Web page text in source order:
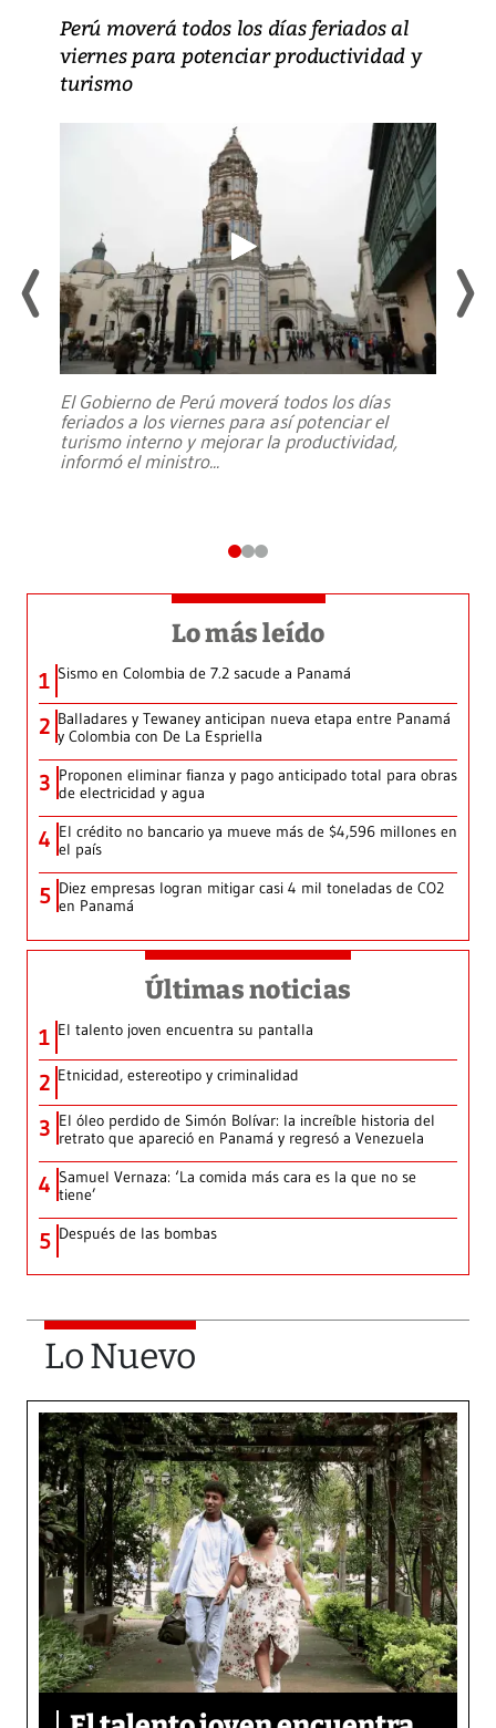
Perú moverá todos los días feriados al
viernes para potenciar productividad y
turismo
El Gobierno de Perú moverá todos los días
feriados a los viernes para así potenciar el
turismo interno y mejorar la productividad,
informó el ministro...
Lo más leído
1 Sismo en Colombia de 7.2 sacude a Panamá
2 Balladares y Tewaney anticipan nueva etapa entre Panamá
y Colombia con De La Espriella
3 Proponen eliminar fianza y pago anticipado total para obras
de electricidad y agua
4 El crédito no bancario ya mueve más de $4,596 millones en
el país
5 Diez empresas logran mitigar casi 4 mil toneladas de CO2
en Panamá
Últimas noticias
1 El talento joven encuentra su pantalla​
2 Etnicidad, estereotipo y criminalidad
3 El óleo perdido de Simón Bolívar: la increíble historia del
retrato que apareció en Panamá y regresó a Venezuela
4 Samuel Vernaza: ‘La comida más cara es la que no se
tiene’
5 Después de las bombas
Lo Nuevo